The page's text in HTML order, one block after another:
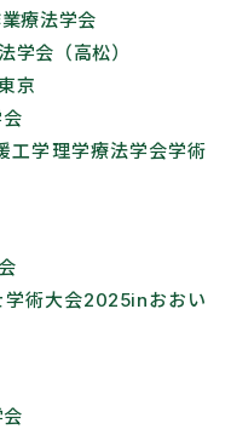
療法学会
会（高松）
京
学理学療法学会学術
術大会2025inおおい